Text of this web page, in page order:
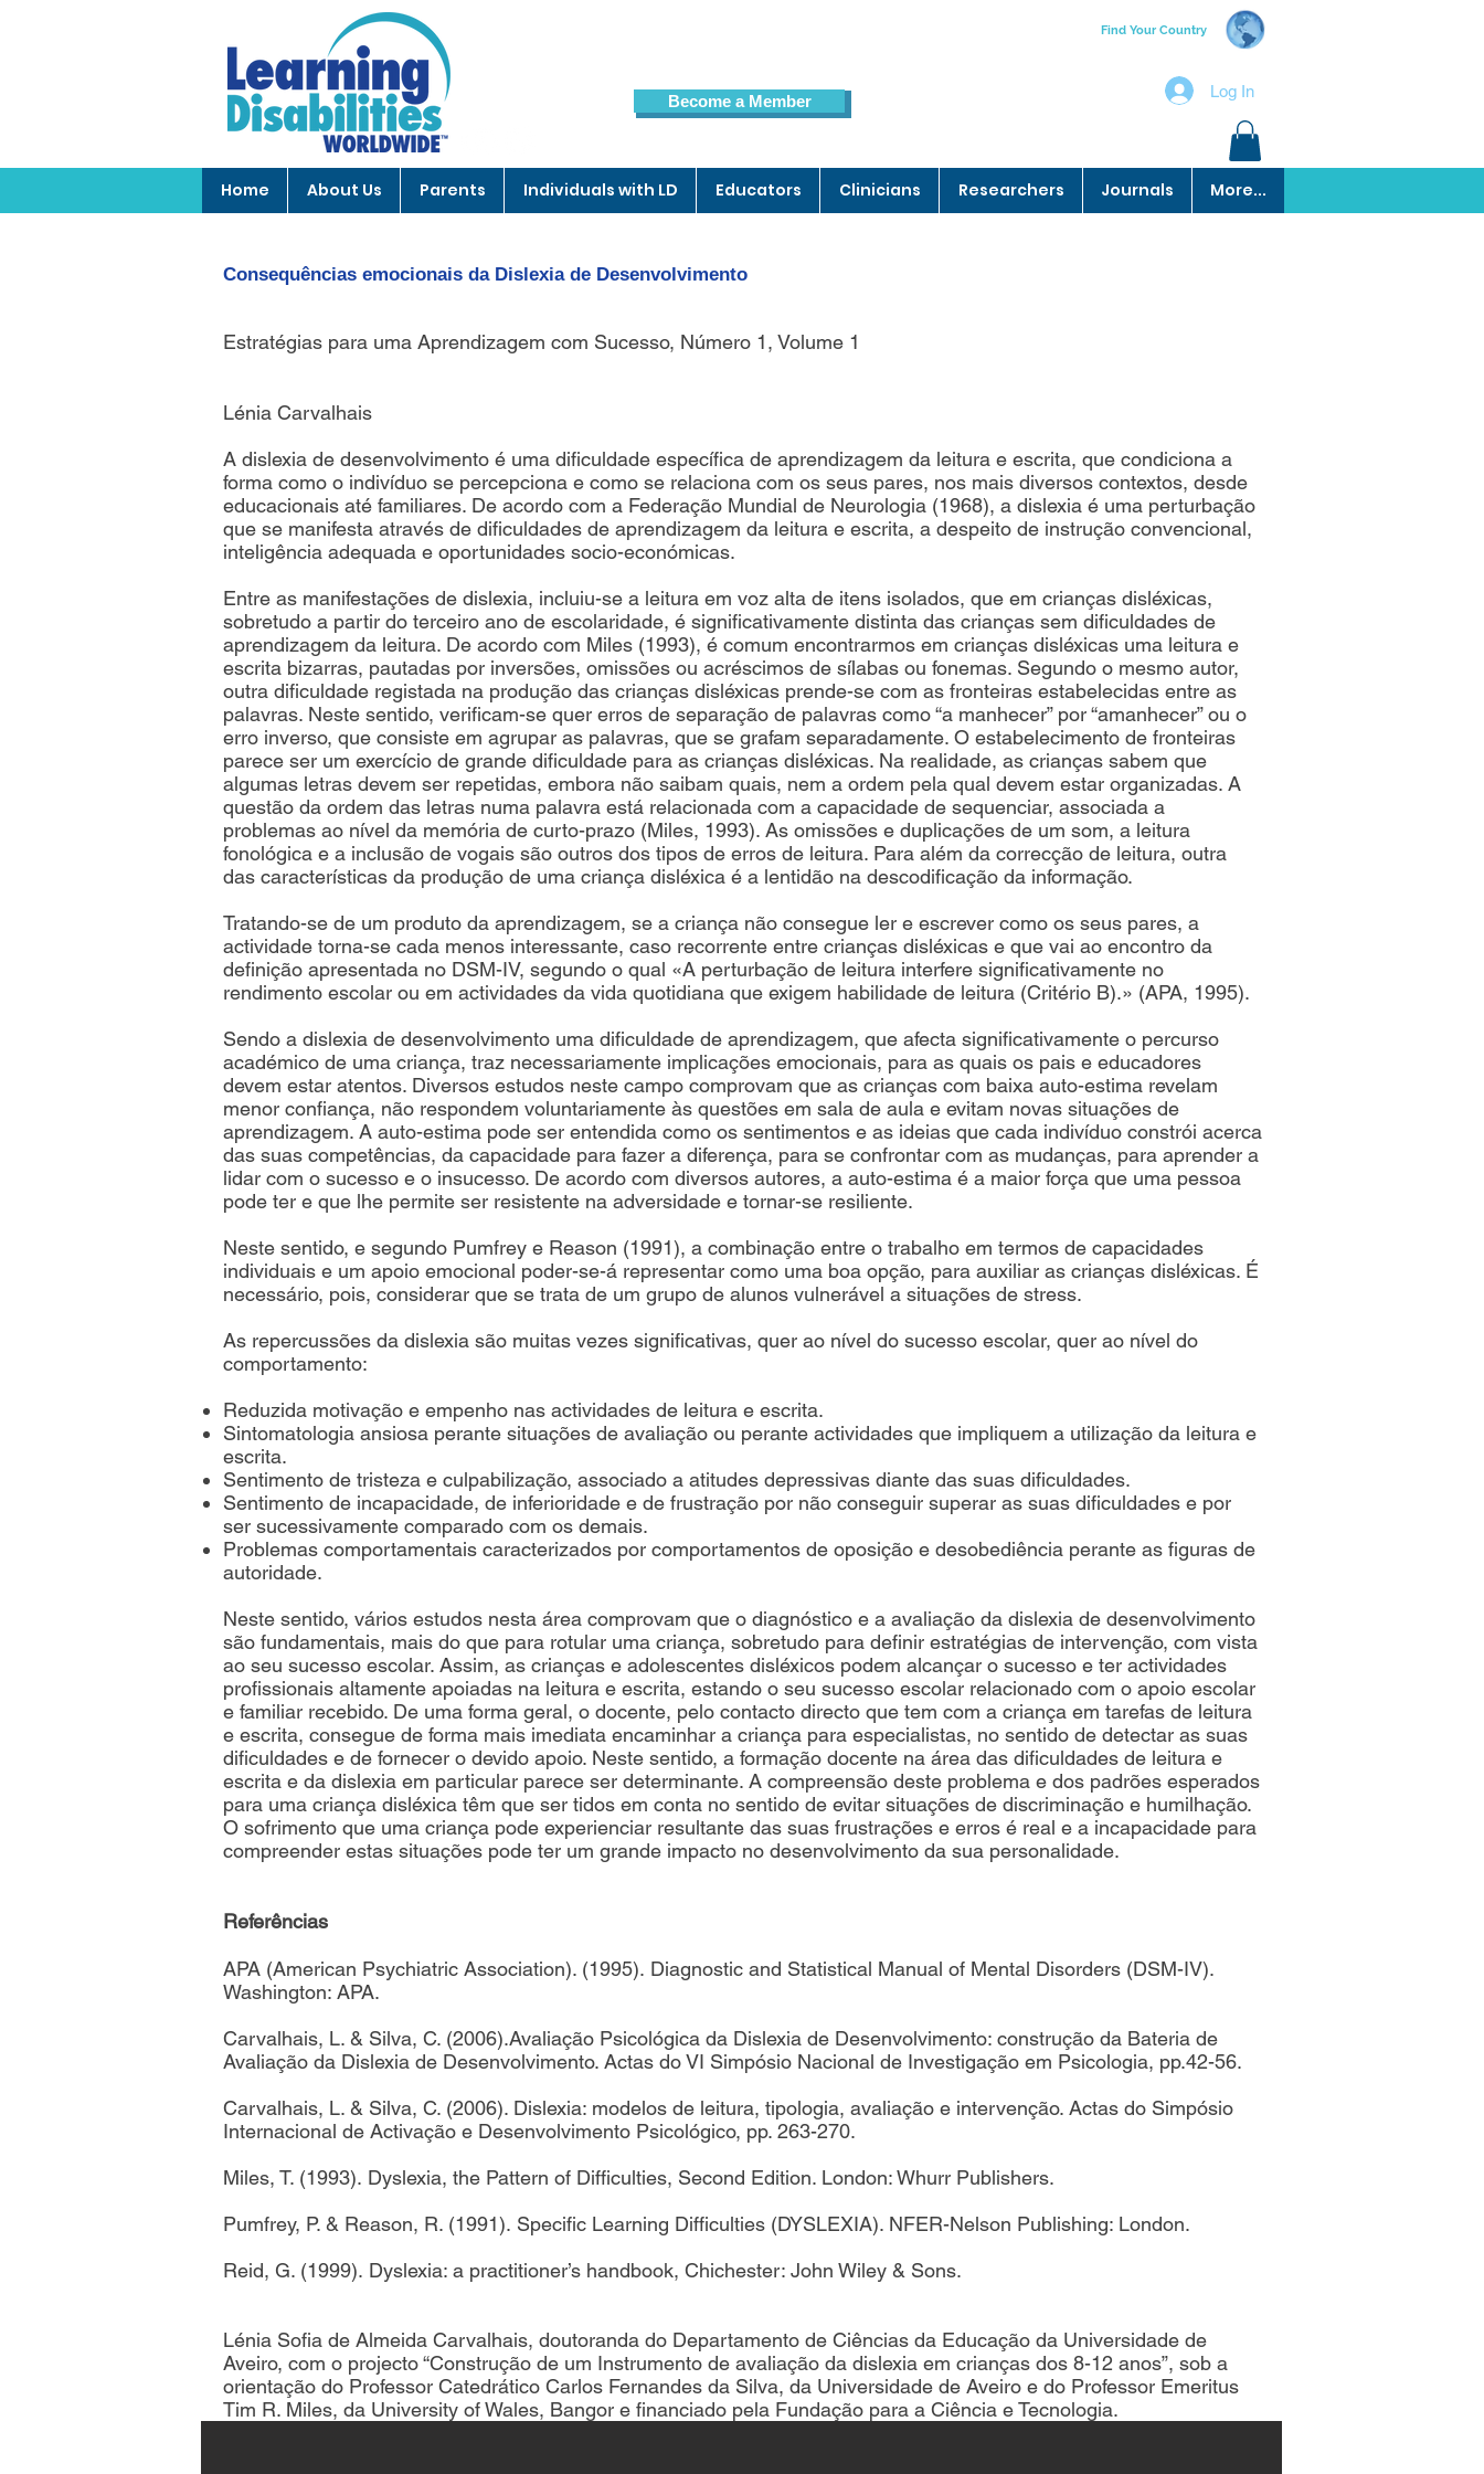
Become a Member
Find Your Country
Log In
Home About Us Parents Individuals with LD Educators Clinicians Researchers Journals More...
Consequências emocionais da Dislexia de Desenvolvimento
Estratégias para uma Aprendizagem com Sucesso, Número 1, Volume 1
Lénia Carvalhais
A dislexia de desenvolvimento é uma dificuldade específica de aprendizagem da leitura e escrita, que condiciona a
forma como o indivíduo se percepciona e como se relaciona com os seus pares, nos mais diversos contextos, desde
educacionais até familiares. De acordo com a Federação Mundial de Neurologia (1968), a dislexia é uma perturbação
que se manifesta através de dificuldades de aprendizagem da leitura e escrita, a despeito de instrução convencional,
inteligência adequada e oportunidades socio-económicas.
Entre as manifestações de dislexia, incluiu-se a leitura em voz alta de itens isolados, que em crianças disléxicas,
sobretudo a partir do terceiro ano de escolaridade, é significativamente distinta das crianças sem dificuldades de
aprendizagem da leitura. De acordo com Miles (1993), é comum encontrarmos em crianças disléxicas uma leitura e
escrita bizarras, pautadas por inversões, omissões ou acréscimos de sílabas ou fonemas. Segundo o mesmo autor,
outra dificuldade registada na produção das crianças disléxicas prende-se com as fronteiras estabelecidas entre as
palavras. Neste sentido, verificam-se quer erros de separação de palavras como “a manhecer” por “amanhecer” ou o
erro inverso, que consiste em agrupar as palavras, que se grafam separadamente. O estabelecimento de fronteiras
parece ser um exercício de grande dificuldade para as crianças disléxicas. Na realidade, as crianças sabem que
algumas letras devem ser repetidas, embora não saibam quais, nem a ordem pela qual devem estar organizadas. A
questão da ordem das letras numa palavra está relacionada com a capacidade de sequenciar, associada a
problemas ao nível da memória de curto-prazo (Miles, 1993). As omissões e duplicações de um som, a leitura
fonológica e a inclusão de vogais são outros dos tipos de erros de leitura. Para além da correcção de leitura, outra
das características da produção de uma criança disléxica é a lentidão na descodificação da informação.
Tratando-se de um produto da aprendizagem, se a criança não consegue ler e escrever como os seus pares, a
actividade torna-se cada menos interessante, caso recorrente entre crianças disléxicas e que vai ao encontro da
definição apresentada no DSM-IV, segundo o qual «A perturbação de leitura interfere significativamente no
rendimento escolar ou em actividades da vida quotidiana que exigem habilidade de leitura (Critério B).» (APA, 1995).
Sendo a dislexia de desenvolvimento uma dificuldade de aprendizagem, que afecta significativamente o percurso
académico de uma criança, traz necessariamente implicações emocionais, para as quais os pais e educadores
devem estar atentos. Diversos estudos neste campo comprovam que as crianças com baixa auto-estima revelam
menor confiança, não respondem voluntariamente às questões em sala de aula e evitam novas situações de
aprendizagem. A auto-estima pode ser entendida como os sentimentos e as ideias que cada indivíduo constrói acerca
das suas competências, da capacidade para fazer a diferença, para se confrontar com as mudanças, para aprender a
lidar com o sucesso e o insucesso. De acordo com diversos autores, a auto-estima é a maior força que uma pessoa
pode ter e que lhe permite ser resistente na adversidade e tornar-se resiliente.
Neste sentido, e segundo Pumfrey e Reason (1991), a combinação entre o trabalho em termos de capacidades
individuais e um apoio emocional poder-se-á representar como uma boa opção, para auxiliar as crianças disléxicas. É
necessário, pois, considerar que se trata de um grupo de alunos vulnerável a situações de stress.
As repercussões da dislexia são muitas vezes significativas, quer ao nível do sucesso escolar, quer ao nível do
comportamento:
Reduzida motivação e empenho nas actividades de leitura e escrita.
Sintomatologia ansiosa perante situações de avaliação ou perante actividades que impliquem a utilização da leitura e
escrita.
Sentimento de tristeza e culpabilização, associado a atitudes depressivas diante das suas dificuldades.
Sentimento de incapacidade, de inferioridade e de frustração por não conseguir superar as suas dificuldades e por
ser sucessivamente comparado com os demais.
Problemas comportamentais caracterizados por comportamentos de oposição e desobediência perante as figuras de
autoridade.
Neste sentido, vários estudos nesta área comprovam que o diagnóstico e a avaliação da dislexia de desenvolvimento
são fundamentais, mais do que para rotular uma criança, sobretudo para definir estratégias de intervenção, com vista
ao seu sucesso escolar. Assim, as crianças e adolescentes disléxicos podem alcançar o sucesso e ter actividades
profissionais altamente apoiadas na leitura e escrita, estando o seu sucesso escolar relacionado com o apoio escolar
e familiar recebido. De uma forma geral, o docente, pelo contacto directo que tem com a criança em tarefas de leitura
e escrita, consegue de forma mais imediata encaminhar a criança para especialistas, no sentido de detectar as suas
dificuldades e de fornecer o devido apoio. Neste sentido, a formação docente na área das dificuldades de leitura e
escrita e da dislexia em particular parece ser determinante. A compreensão deste problema e dos padrões esperados
para uma criança disléxica têm que ser tidos em conta no sentido de evitar situações de discriminação e humilhação.
O sofrimento que uma criança pode experienciar resultante das suas frustrações e erros é real e a incapacidade para
compreender estas situações pode ter um grande impacto no desenvolvimento da sua personalidade.
Referências
APA (American Psychiatric Association). (1995). Diagnostic and Statistical Manual of Mental Disorders (DSM-IV).
Washington: APA.
Carvalhais, L. & Silva, C. (2006).Avaliação Psicológica da Dislexia de Desenvolvimento: construção da Bateria de
Avaliação da Dislexia de Desenvolvimento. Actas do VI Simpósio Nacional de Investigação em Psicologia, pp.42-56.
Carvalhais, L. & Silva, C. (2006). Dislexia: modelos de leitura, tipologia, avaliação e intervenção. Actas do Simpósio
Internacional de Activação e Desenvolvimento Psicológico, pp. 263-270.
Miles, T. (1993). Dyslexia, the Pattern of Difficulties, Second Edition. London: Whurr Publishers.
Pumfrey, P. & Reason, R. (1991). Specific Learning Difficulties (DYSLEXIA). NFER-Nelson Publishing: London.
Reid, G. (1999). Dyslexia: a practitioner’s handbook, Chichester: John Wiley & Sons.
Lénia Sofia de Almeida Carvalhais, doutoranda do Departamento de Ciências da Educação da Universidade de
Aveiro, com o projecto “Construção de um Instrumento de avaliação da dislexia em crianças dos 8-12 anos”, sob a
orientação do Professor Catedrático Carlos Fernandes da Silva, da Universidade de Aveiro e do Professor Emeritus
Tim R. Miles, da University of Wales, Bangor e financiado pela Fundação para a Ciência e Tecnologia.